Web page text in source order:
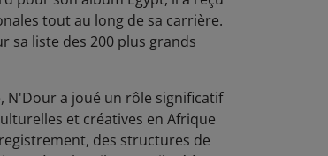
tout au long de sa carrière.
sa liste des 200 plus grands
N'Dour a joué un rôle significatif
et créatives en Afrique
des structures de